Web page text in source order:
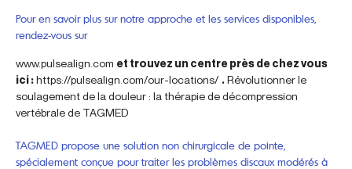
Pour en savoir plus sur notre approche et les services disponibles,
rendez-vous sur
www.pulsealign.com et trouvez un centre près de chez vous
ici :https://pulsealign.com/our-locations/ .Révolutionner le
soulagement de la douleur : la thérapie de décompression
vertébrale de TAGMED
TAGMED propose une solution non chirurgicale de pointe,
spécialement conçue pour traiter les problèmes discaux modérés à